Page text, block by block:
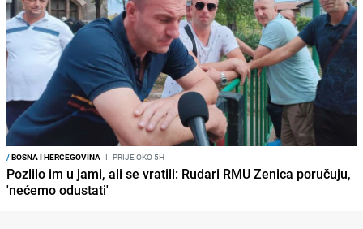
/BOSNA I HERCEGOVINA I PRIJE OKO 5H
Pozlilo im u jami, ali se vratili: Rudari RMU Zenica poručuju,
'nećemo odustati'